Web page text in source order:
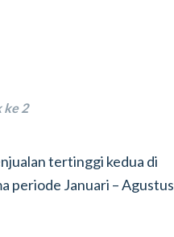
ke 2
tertinggi kedua di
periode Januari – Agustus